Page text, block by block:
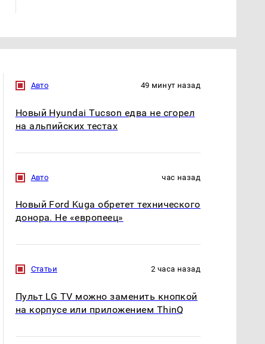
Авто 49 минут назад
Новый Hyundai Tucson едва не сгорел
на альпийских тестах
Авто час назад
Новый Ford Kuga обретет технического
донора. Не «европеец»
Статьи 2 часа назад
Пульт LG TV можно заменить кнопкой
на корпусе или приложением ThinQ